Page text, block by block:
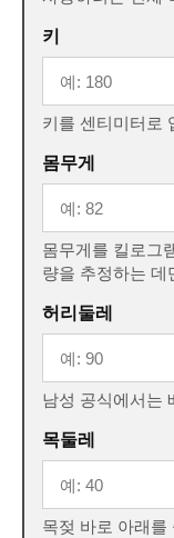
키
키를 센티미터로
몸무게
몸무게를 킬로그
량을 추정하는 데
허리둘레
남성 공식에서는
목둘레
목젖 바로 아래를